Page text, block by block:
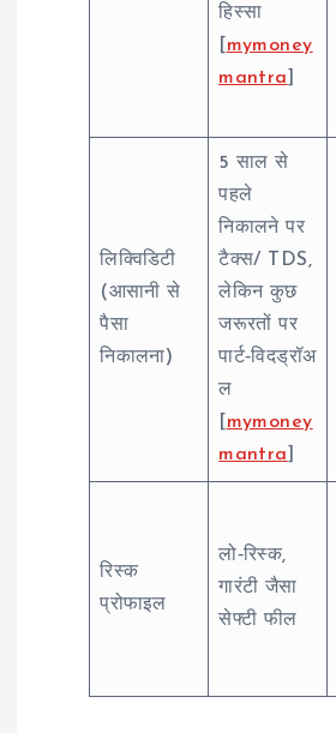
हिस्सा
mymoney
mantra
लिक्विडिटी
(आसानी से
पैसा
निकालना)
5 साल से
पहले
निकालने पर
टैक्स/ TDS,
लेकिन कुछ
जरूरतों पर
पार्ट‑विदड्रॉअ
ल
mymoney
mantra
रिस्क
प्रोफाइल
लो‑रिस्क,
गारंटी जैसा
सेफ्टी फील